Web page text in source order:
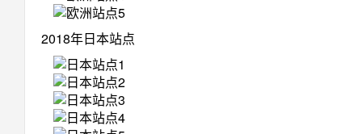
2018年日本站点